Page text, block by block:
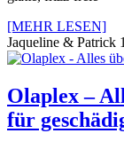
[MEHR LESEN]
Jaqueline & Patrick
Olaplex –
für